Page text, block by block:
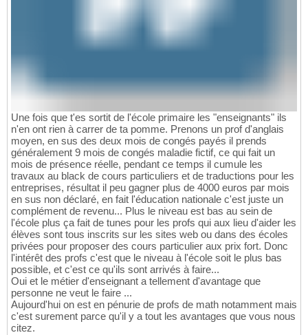
Une fois que t'es sortit de l'école primaire les "enseignants" ils
n'en ont rien à carrer de ta pomme. Prenons un prof d'anglais
moyen, en sus des deux mois de congés payés il prends
généralement 9 mois de congés maladie fictif, ce qui fait un
mois de présence réelle, pendant ce temps il cumule les
travaux au black de cours particuliers et de traductions pour les
entreprises, résultat il peu gagner plus de 4000 euros par mois
en sus non déclaré, en fait l'éducation nationale c'est juste un
complément de revenu... Plus le niveau est bas au sein de
l'école plus ça fait de tunes pour les profs qui aux lieu d'aider les
élèves sont tous inscrits sur les sites web ou dans des écoles
privées pour proposer des cours particulier aux prix fort. Donc
l'intérêt des profs c'est que le niveau à l'école soit le plus bas
possible, et c'est ce qu'ils sont arrivés à faire...
Oui et le métier d'enseignant a tellement d'avantage que
personne ne veut le faire ...
Aujourd'hui on est en pénurie de profs de math notamment mais
c'est surement parce qu'il y a tout les avantages que vous nous
citez.